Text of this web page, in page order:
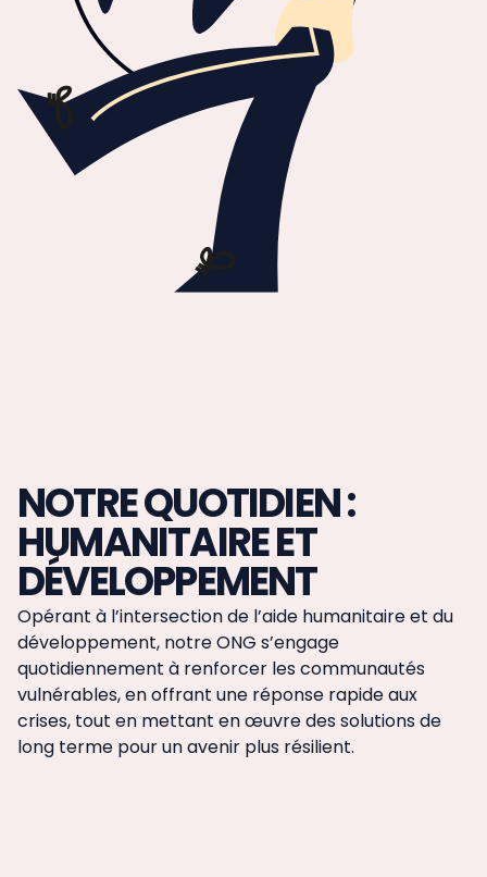
NOTRE QUOTIDIEN :
HUMANITAIRE ET
DÉVELOPPEMENT
Opérant à l’intersection de l’aide humanitaire et du
développement, notre ONG s’engage
quotidiennement à renforcer les communautés
vulnérables, en offrant une réponse rapide aux
crises, tout en mettant en œuvre des solutions de
long terme pour un avenir plus résilient.